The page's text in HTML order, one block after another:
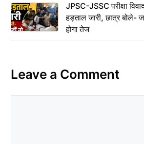
JPSC-JSSC परीक्षा
हड़ताल जारी, छात्र बोले-
होगा तेज
Leave a Comment